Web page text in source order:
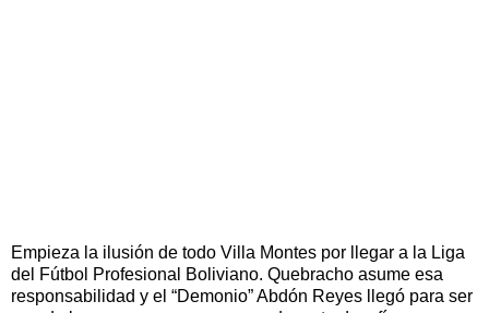
Empieza la ilusión de todo Villa Montes por llegar a la Liga
del Fútbol Profesional Boliviano. Quebracho asume esa
responsabilidad y el “Demonio” Abdón Reyes llegó para ser